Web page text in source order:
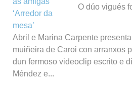
O dúo vigués
Abril e Marina Carpente
muiñeira de Caroi con arranxos
dun fermoso videoclip escrito e
Méndez e...